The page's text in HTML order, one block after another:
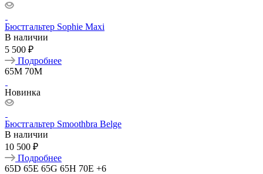
Бюстгальтер Sophie Maxi
В наличии
5 500 ₽
Подробнее
65M 70M
Новинка
Бюстгальтер Smoothbra Belge
В наличии
10 500 ₽
Подробнее
65D 65E 65G 65H 70E +6